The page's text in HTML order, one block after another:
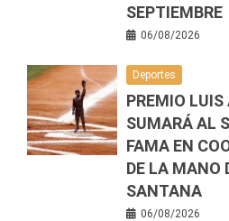
SEPTIEMBRE
06/08/2026
Deportes
PREMIO LUIS
SUMARÁ AL
FAMA EN
DE LA MANO
SANTANA
06/08/2026